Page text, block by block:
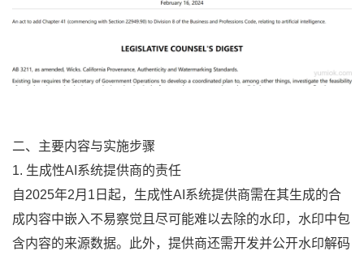
二、主要内容与实施步骤
1. 生成性AI系统提供商的责任
自2025年2月1日起，生成性AI系统提供商需在其生成的合
成内容中嵌入不易察觉且尽可能难以去除的水印，水印中包
含内容的来源数据。此外，提供商还需开发并公开水印解码